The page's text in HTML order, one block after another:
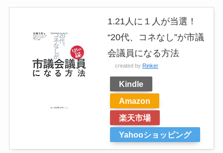
1.21人に１人が当選！
“20代、コネなし”が市議
会議員になる方法
created by Rinker
Kindle
Amazon
楽天市場
Yahooショッピング